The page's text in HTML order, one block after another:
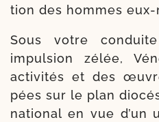
tion des hommes eux-
Sous votre
impul­sion zélée,
acti­vi­tés et des
pées sur le plan
na­tio­nal en vue d’un